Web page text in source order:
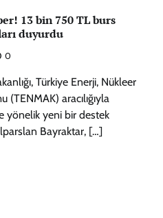
13 bin 750 TL burs
duyurdu
0
Türkiye Enerji, Nükleer
(TENMAK) aracılığıyla
yönelik yeni bir destek
Bayraktar, […]